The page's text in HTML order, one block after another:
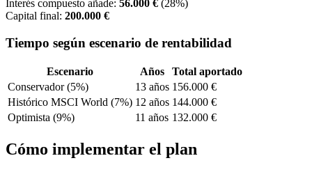
Interés compuesto añade: 56.000 € (28%)
Capital final: 200.000 €
Tiempo según escenario de rentabilidad
Escenario Años
Total aportado
Conservador (5%)
13 años 156.000 €
Histórico MSCI World (7%) 12 años 144.000 €
Optimista (9%)
11 años 132.000 €
Cómo implementar el plan